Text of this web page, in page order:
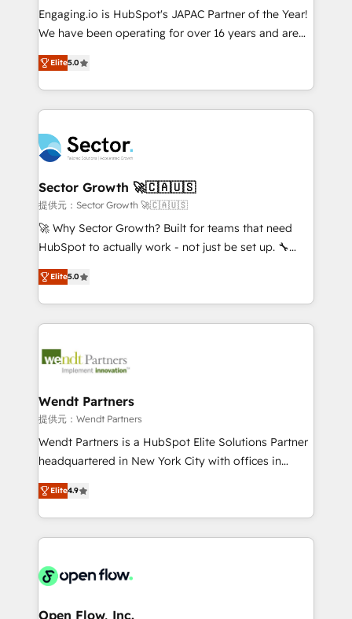
focus on growing B2B companies in the SME sector
such as manufacturing, SaaS, business services and
partner, we know how important user adoption is.
That's why we have developed a step-by-step
technology and people with each other. Together we
strive for optimal customer processes and
experiences. Systony – We believe you can grow!
Engaging.io is HubSpot's JAPAC Partner of the Year!
We have been operating for over 16 years and are
one of HubSpot's most experienced and technically
capable Agency Partners globally. We specialise in
complex CRM migrations, implementations,
integrations, custom CMS portal development,
businesses. Our teams are based in North America
and APAC. We are HubSpot's top-ranked Advanced
Implementation Certified Partner and we contribute
to their advisory council. We strive to do 'good work
with good people' and have worked with incredible
brands. You can see some of them on our website,
Elite5.0
Sector Growth 🚀🇨🇦🇺🇸
提供元：Sector Growth 🚀🇨🇦🇺🇸
🚀 Why Sector Growth? Built for teams that need
HubSpot to actually work - not just be set up. 🔧
HubSpot Experts: Onboarding, migrations,
automation, and training built for adoption. ⚡ Highly
Technical Execution: ERP, EMR and Custom
Integrations; complex builds delivered in weeks, not
workflows; automation agents; process optimization
Healthcare: HIPAA implementations; secure data
workflows 💼 Financial Services: compliant
workflows; audit-ready reporting ⚖️ Legal: client
intake; pipeline and document workflows 🛒 E-
revenue automation 🏢 Real Estate: deal pipelines;
portfolio and lifecycle management 🏭
HIPAA-aware; CASL-compliant; GDPR-ready
implementations where required 💡 Why 500+
Elite5.0
Wendt Partners
提供元：Wendt Partners
Wendt Partners is a HubSpot Elite Solutions Partner
headquartered in New York City with offices in
Toronto, London and Melbourne. As a global
HubSpot partner, we specialize in working with
sophisticated B2B companies to implement the
HubSpot CRM platform across client organizations.
industrial/manufacturing, professional services,
distribution, commercial real estate, technology,
Elite4.9
Open Flow, Inc.